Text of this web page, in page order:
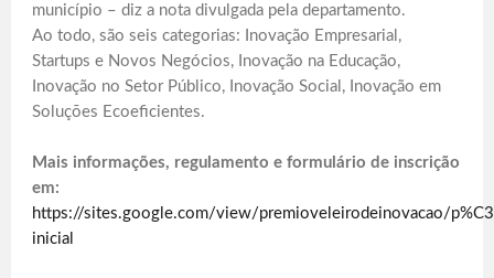
município – diz a nota divulgada pela departamento.
Ao todo, são seis categorias: Inovação Empresarial,
Startups e Novos Negócios, Inovação na Educação,
Inovação no Setor Público, Inovação Social, Inovação em
Soluções Ecoeficientes.
Mais informações, regulamento e formulário de inscrição
em:
https://sites.google.com/view/premioveleirodeinovacao/
inicial